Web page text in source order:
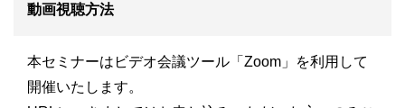
動画視聴方法
本セミナーはビデオ会議ツール「Zoom」を利用して
開催いたします。